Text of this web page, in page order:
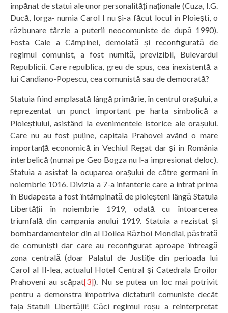
împănat de statui ale unor personalități naționale (Cuza, I.G.
Ducă, Iorga- numia Carol I nu și-a făcut locul în Ploiești, o
răzbunare târzie a puterii neocomuniste de după 1990).
Fosta Cale a Câmpinei, demolată și reconfigurată de
regimul comunist, a fost numită, previzibil, Bulevardul
Republicii. Care republica, greu de spus, cea inexistentă a
lui Candiano-Popescu, cea comunistă sau de democrată?
Statuia fiind amplasată lângă primărie, în centrul orașului, a
reprezentat un punct important pe harta simbolică a
Ploieștiului, asistând la evenimentele istorice ale orașului.
Care nu au fost puține, capitala Prahovei având o mare
importanță economică în Vechiul Regat dar și în România
interbelică (numai pe Geo Bogza nu l-a impresionat deloc).
Statuia a asistat la ocuparea orașului de către germani în
noiembrie 1016. Divizia a 7-a infanterie care a intrat prima
în Budapesta a fost întâmpinată de ploieșteni lângă Statuia
Libertății în noiembrie 1919, odată cu întoarcerea
triumfală din campania anului 1919. Statuia a rezistat și
bombardamentelor din al Doilea Război Mondial, păstrată
de comuniști dar care au reconfigurat aproape întreagă
zona centrală (doar Palatul de Justiție din perioada lui
Carol al II-lea, actualul Hotel Central și Catedrala Eroilor
Prahoveni au scăpat[3]). Nu se putea un loc mai potrivit
pentru a demonstra împotriva dictaturii comuniste decât
fața Statuii Libertății! Căci regimul roșu a reinterpretat